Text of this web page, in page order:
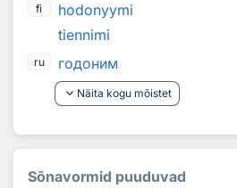
fi
hodonyymi
tiennimi
ru
годоним
keyboard_arrow_down Näita kogu mõistet
Sõnavormid puuduvad